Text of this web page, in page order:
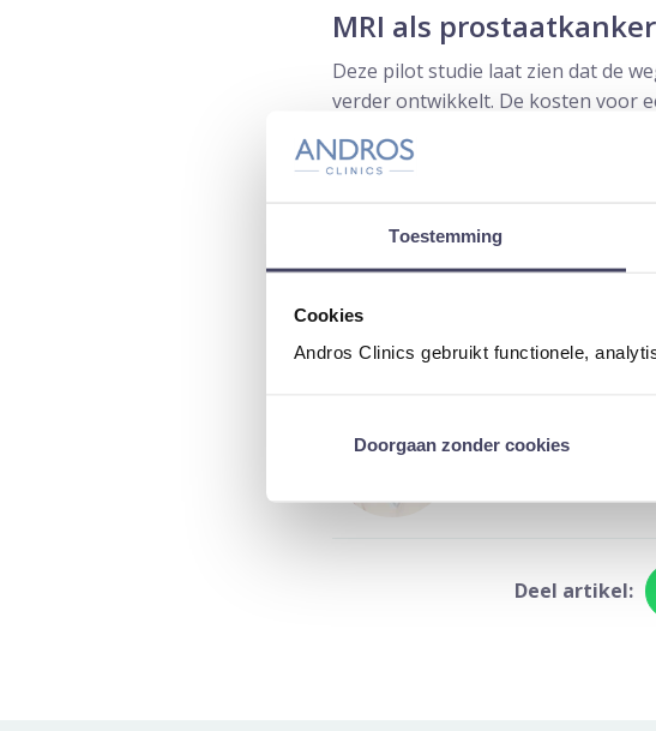
Toestemming
Cookies
Andros Clinics gebruikt functionele,
Doorgaan zonder cookies
MRI als
Deze pilot studie laat zien dat de
verder ontwikkelt. De kosten voor
meer essentieel wordt.
van Radboudumc
Deel artikel: